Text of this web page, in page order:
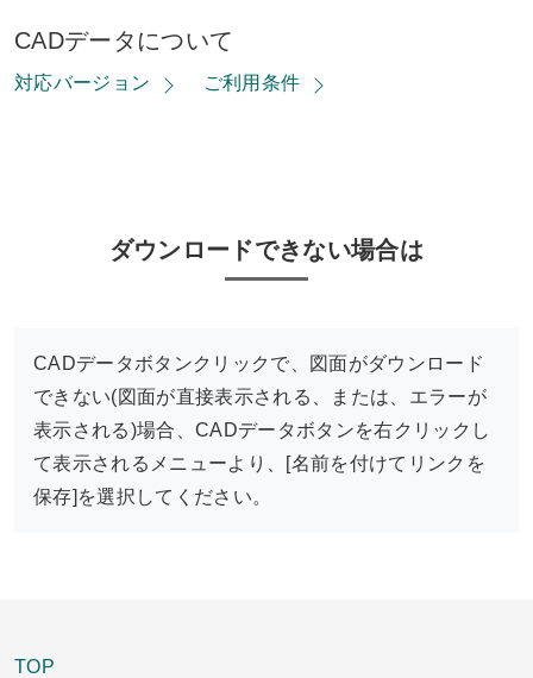
CADデータについて
対応バージョン ご利用条件
ダウンロードできない場合は
CADデータボタンクリックで、図面がダウンロード
できない(図面が直接表示される、または、エラーが
表示される)場合、CADデータボタンを右クリックし
て表示されるメニューより、[名前を付けてリンクを
保存]を選択してください。
TOP